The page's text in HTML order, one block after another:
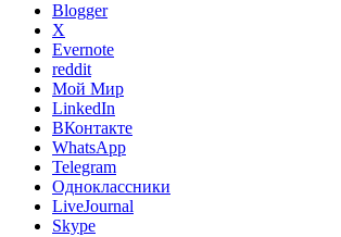
Blogger
X
Evernote
reddit
Мой Мир
LinkedIn
ВКонтакте
WhatsApp
Telegram
Одноклассники
LiveJournal
Skype